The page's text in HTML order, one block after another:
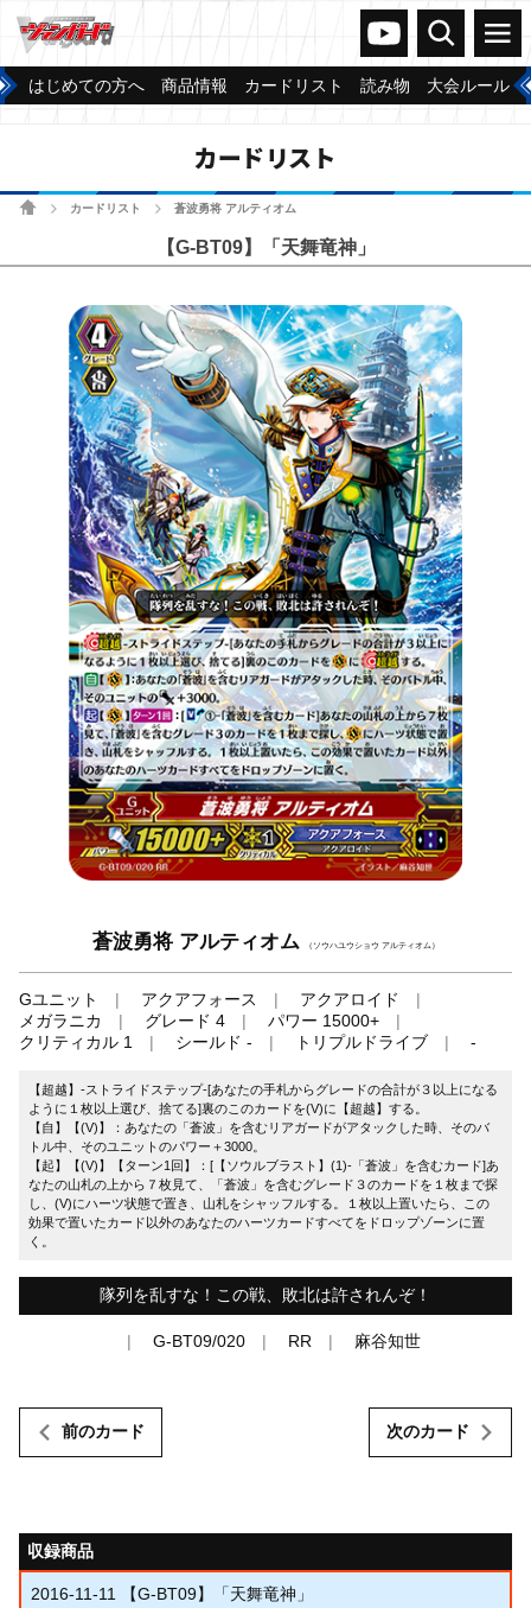
ヴァンガードch
検索 メニュー
はじめての方へ 商品情報 カードリスト 読み物 大会ルール
カードリスト
ホームカードリスト 蒼波勇将 アルティオム
【G-BT09】「天舞竜神」
蒼波勇将 アルティオム （ソウハユウショウ アルティオム）
Gユニット アクアフォース
アクアロイド
メガラニカ
グレード 4
パワー 15000+
クリティカル 1
シールド - トリプルドライブ -
【超越】-ストライドステップ-[あなたの手札からグレードの合計が３以上になる
ように１枚以上選び、捨てる]裏のこのカードを(V)に【超越】する。
【自】【(V)】：あなたの「蒼波」を含むリアガードがアタックした時、そのバ
トル中、そのユニットのパワー＋3000。
【起】【(V)】【ターン1回】：[【ソウルブラスト】(1)-「蒼波」を含むカード]あ
なたの山札の上から７枚見て、「蒼波」を含むグレード３のカードを１枚まで探
し、(V)にハーツ状態で置き、山札をシャッフルする。１枚以上置いたら、この
効果で置いたカード以外のあなたのハーツカードすべてをドロップゾーンに置
く。
隊列を乱すな！この戦、敗北は許されんぞ！
G-BT09/020 RR 麻谷知世
前のカード 次のカード
収録商品
2016-11-11 【G-BT09】「天舞竜神」